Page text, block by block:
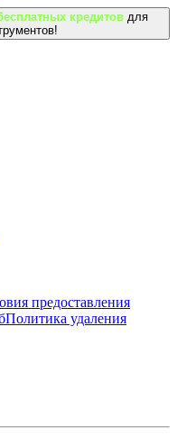
кредитов для
предоставления
Политика удаления